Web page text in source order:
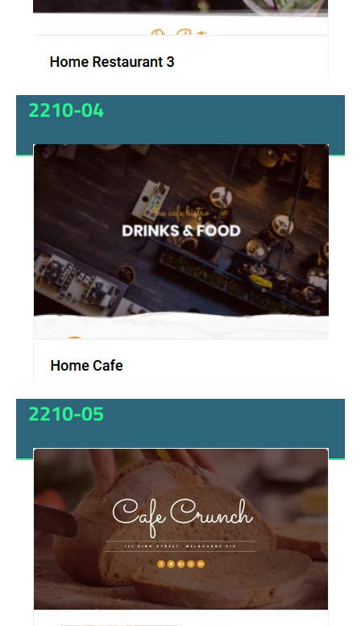
2210-04
2210-05